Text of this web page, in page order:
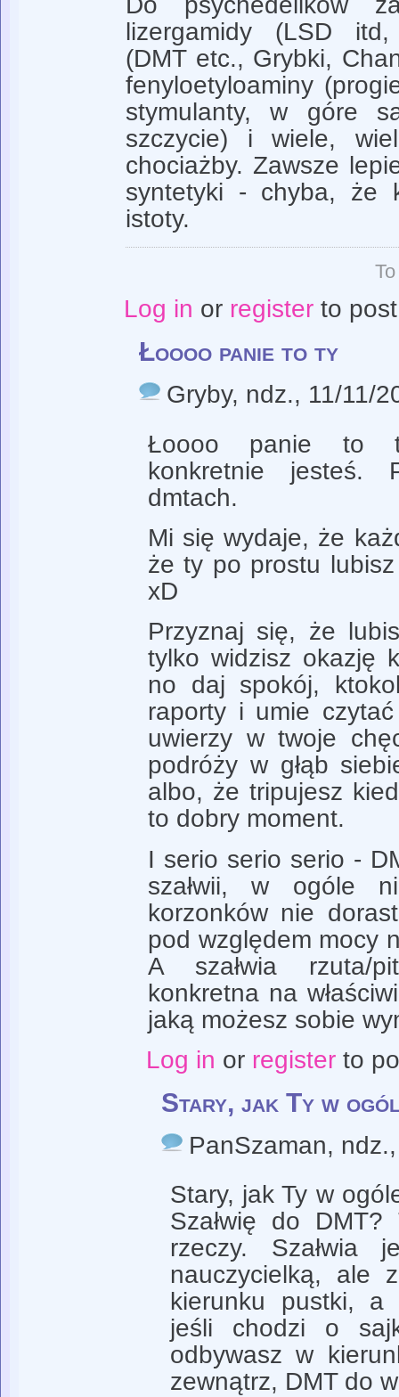
lizergamidy (LSD
(DMT etc., Grybki,
fenyloetyloaminy
stymulanty, w góre
szczycie) i wiele,
chociażby. Zawsze
syntetyki - chyba, że
istoty.
Log in or registerto post
Łoooo panie to ty
Gryby, ndz., 11/11/
Łoooo panie to ty
konkretnie
dmtach.
Mi się wydaje, że
że ty po prostu
xD
Przyznaj się, że
tylko widzisz okazję
no daj spokój,
raporty i umie
uwierzy w twoje
podróży w głąb
albo, że tripujesz
to dobry moment.
I serio serio serio -
szałwii, w ogóle
korzonków nie
pod względem mocy
A szałwia rzuta/
konkretna na
jaką możesz sobie
Log in or registerto
Stary, jak Ty w
PanSzaman,
Stary, jak Ty w
Szałwię do
rzeczy. Szałwia
nauczycielką, ale
kierunku pustki, a
jeśli chodzi o
odbywasz w
zewnątrz, DMT do